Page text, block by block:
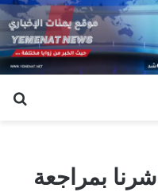
بمراجعة